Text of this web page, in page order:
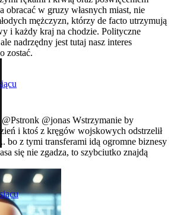
obracać w gruzy własnych miast, nie
mężczyzn, którzy de facto utrzymują
i każdy kraj na chodzie. Polityczne
nadrzędny jest tutaj nasz interes
zostać.
@Pstronk @jonas Wstrzymanie by
i ktoś z kręgów wojskowych odstrzelił
.. bo z tymi transferami idą ogromne biznesy
się nie zgadza, to szybciutko znajdą